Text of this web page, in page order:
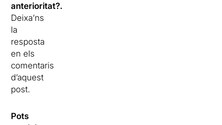
anterioritat?.
Deixa’ns
la
resposta
en els
comentaris
d’aquest
post.
Pots